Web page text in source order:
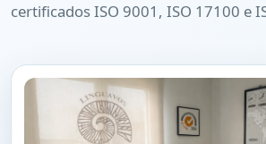
certificados ISO 9001, ISO 17100 e